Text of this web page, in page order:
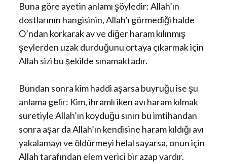
Buna göre ayetin anlamı şöyledir: Allah’ın
dostlarının hangisinin, Allah’ı görmediği halde
O’ndan korkarak av ve diğer haram kılınmış
şeylerden uzak durduğunu ortaya çıkarmak için
Allah sizi bu şekilde sınamaktadır.
Bundan sonra kim haddi aşarsa buyruğu ise şu
anlama gelir: Kim, ihramlı iken avı haram kılmak
suretiyle Allah’ın koyduğu sınırı bu imtihandan
sonra aşar da Allah’ın kendisine haram kıldığı avı
yakalamayı ve öldürmeyi helal sayarsa, onun için
Allah tarafından elem verici bir azap vardır.